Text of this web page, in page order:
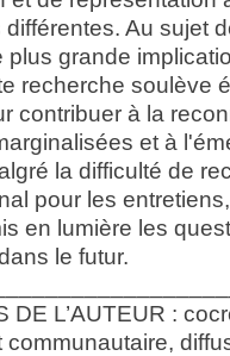
différentes. Au sujet
plus grande
recherche soulève
contribuer à la
et à
la difficulté de
pour les
en lumière les
le futur.
DE L’AUTEUR :
communautaire,